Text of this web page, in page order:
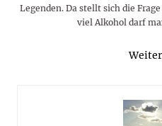
Legenden. Da stellt sich die
viel Alkohol darf